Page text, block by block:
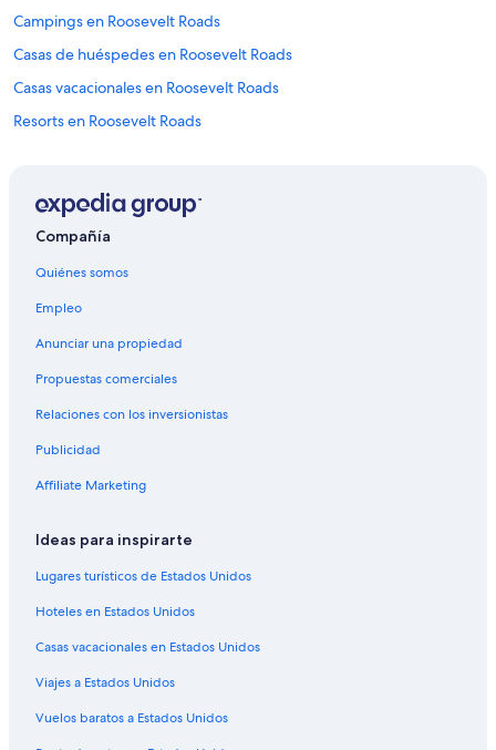
Campings en Roosevelt Roads
Casas de huéspedes en Roosevelt Roads
Casas vacacionales en Roosevelt Roads
Resorts en Roosevelt Roads
Hoteles haciendas en Roosevelt Roads
Hoteles cerca de Puerto de Isabel Segunda
Hoteles en Villa Borinquen
B&B en Isla de Vieques
Campings en Isla de Vieques
Casas de ciudad en Isla de Vieques
Casas de huéspedes en Isla de Vieques
Casas flotantes en Isla de Vieques
Resorts en Isla de Vieques
Apartamentos en Isla de Vieques
Hoteles con spa en Isla de Vieques
Hoteles todo incluido en Isla de Vieques
Hoteles de lujo en Isla de Vieques
Compañía
Quiénes somos
Empleo
Anunciar una propiedad
Propuestas comerciales
Relaciones con los inversionistas
Publicidad
Affiliate Marketing
Ideas para inspirarte
Lugares turísticos de Estados Unidos
Hoteles en Estados Unidos
Casas vacacionales en Estados Unidos
Viajes a Estados Unidos
Vuelos baratos a Estados Unidos